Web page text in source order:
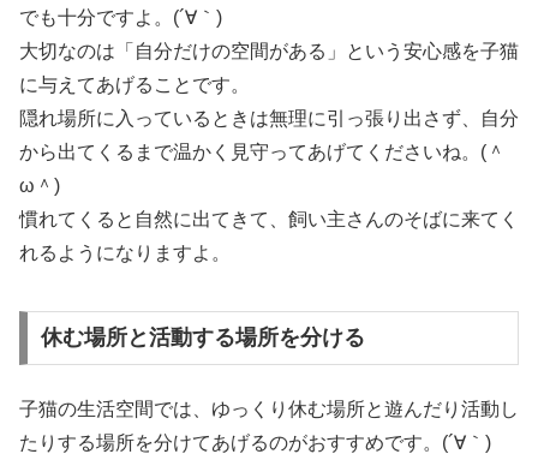
でも十分ですよ。(´∀｀)
大切なのは「自分だけの空間がある」という安心感を子猫
に与えてあげることです。
隠れ場所に入っているときは無理に引っ張り出さず、自分
から出てくるまで温かく見守ってあげてくださいね。(＾
ω＾)
慣れてくると自然に出てきて、飼い主さんのそばに来てく
れるようになりますよ。
休む場所と活動する場所を分ける
子猫の生活空間では、ゆっくり休む場所と遊んだり活動し
たりする場所を分けてあげるのがおすすめです。(´∀｀)